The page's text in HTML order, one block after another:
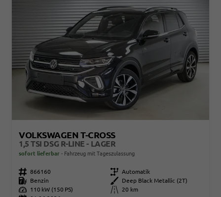
VOLKSWAGEN T-CROSS
1,5 TSI DSG R-LINE - LAGER
sofort lieferbar Fahrzeug mit Tageszulassung
Fahrzeugnr. 866160 Getriebe Automatik
Kraftstoff
Benzin Außenfarbe
Deep Black Metallic (2T)
Leistung
110 kW (150 PS) Kilometerstand
20 km